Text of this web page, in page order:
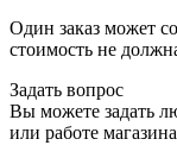
Один заказ может
стоимость не
Задать вопрос
Вы можете задать
или работе